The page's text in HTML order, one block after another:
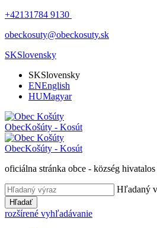
+42131784 9130
obeckosuty@obeckosuty.sk
SKSlovensky
SKSlovensky
ENEnglish
HUMagyar
ObecKošúty - Kosút
ObecKošúty - Kosút
oficiálna stránka obce - község
Hľadaný
Hľadať
rozšírené vyhľadávanie